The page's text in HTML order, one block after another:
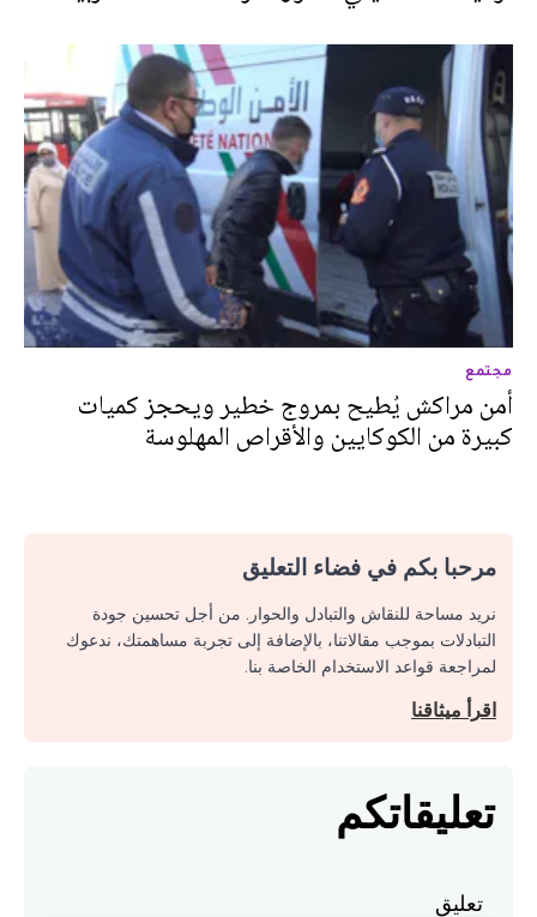
مجتمع
أمن مراكش يُطيح بمروج خطير ويحجز كميات
كبيرة من الكوكايين والأقراص المهلوسة
مرحبا بكم في فضاء التعليق
نريد مساحة للنقاش والتبادل والحوار. من أجل تحسين جودة
التبادلات بموجب مقالاتنا، بالإضافة إلى تجربة مساهمتك، ندعوك
لمراجعة قواعد الاستخدام الخاصة بنا.
اقرأ ميثاقنا
تعليقاتكم
تعليق